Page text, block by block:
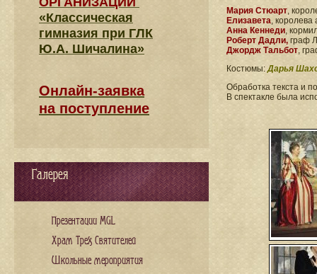
Мария Стюарт,
Елизавета,
Анна Кеннеди,
Роберт Дадли, граф
Джордж Тальбот,
Костюмы:Дарья
Обработка текста и
В спектакле была
«Классическая
гимназия при ГЛК
Ю.А. Шичалина»
Онлайн-заявка
на поступление
Галерея
Презентации MGL
Храм Трех Святителей
Школьные мероприятия